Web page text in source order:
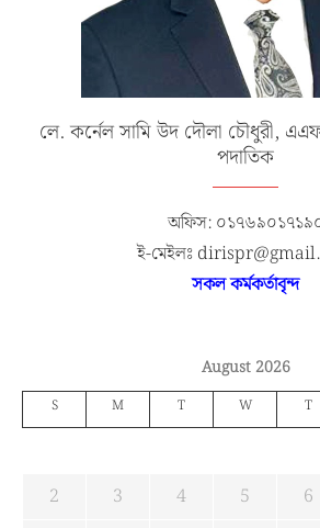
লে. কর্নেল সামি উদ দৌলা চৌধুরী,
পদাতিক
অফিস:
ই-মেইলঃ
সকল কর্মকর্তাবৃন্দ
August 2026
S M T W T
2
3 4 5 6